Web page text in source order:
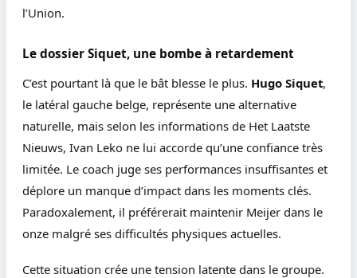
l’Union.
Le dossier Siquet, une bombe à retardement
C’est pourtant là que le bât blesse le plus. Hugo Siquet,
le latéral gauche belge, représente une alternative
naturelle, mais selon les informations de Het Laatste
Nieuws, Ivan Leko ne lui accorde qu’une confiance très
limitée. Le coach juge ses performances insuffisantes et
déplore un manque d’impact dans les moments clés.
Paradoxalement, il préférerait maintenir Meijer dans le
onze malgré ses difficultés physiques actuelles.
Cette situation crée une tension latente dans le groupe.